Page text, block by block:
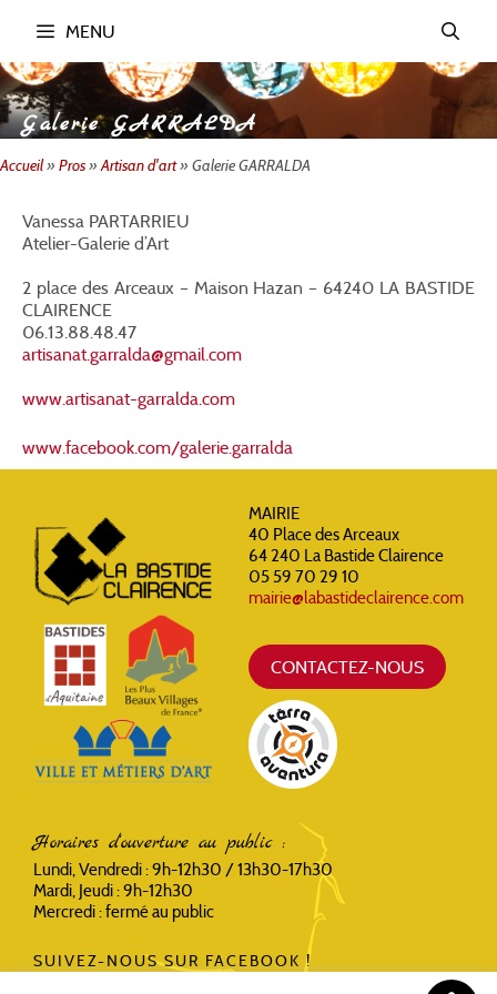
MENU
Galerie GARRALDA
Accueil» Pros»Artisan d'art» Galerie GARRALDA
Vanessa PARTARRIEU
Atelier-Galerie d’Art
2 place des Arceaux – Maison Hazan – 64240 LA BASTIDE
CLAIRENCE
06.13.88.48.47
artisanat.garralda@gmail.com
www.artisanat-garralda.com
www.facebook.com/galerie.garralda
MAIRIE
40 Place des Arceaux
64 240 La Bastide Clairence
05 59 70 29 10
mairie@labastideclairence.com
CONTACTEZ-NOUS
Horaires d'ouverture au public :
Lundi, Vendredi : 9h-12h30 / 13h30-17h30
Mardi, Jeudi : 9h-12h30
Mercredi : fermé au public
SUIVEZ-NOUS SUR FACEBOOK !